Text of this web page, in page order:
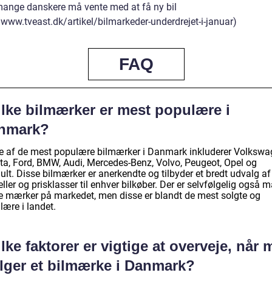
danskere må vente med at få ny bil
artikel/bilmarkeder-underdrejet-i-januar)
FAQ
bilmærker er mest populære i
af de mest populære bilmærker i Danmark inkluderer
Ford, BMW, Audi, Mercedes-Benz, Volvo, Peugeot, Opel og
Disse bilmærker er anerkendte og tilbyder et bredt udvalg af
og prisklasser til enhver bilkøber. Der er selvfølgelig også
mærker på markedet, men disse er blandt de mest solgte og
i landet.
faktorer er vigtige at overveje, når
et bilmærke i Danmark?